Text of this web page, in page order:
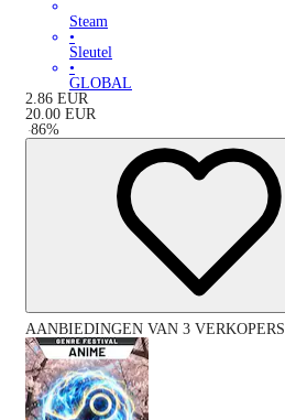
Steam
•
Sleutel
•
GLOBAL
2.86 EUR
20.00 EUR
-86%
AANBIEDINGEN VAN 3 VERKOPERS